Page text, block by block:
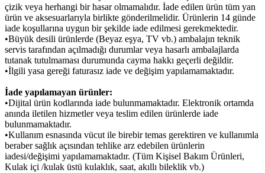
çizik veya herhangi bir hasar olmamalıdır. İade edilen ürün tüm yan
ürün ve aksesuarlarıyla birlikte gönderilmelidir. Ürünlerin 14 günde
iade koşullarına uygun bir şekilde iade edilmesi gerekmektedir.
•Büyük desili ürünlerde (Beyaz eşya, TV vb.) ambalajın teknik
servis tarafından açılmadığı durumlar veya hasarlı ambalajlarda
tutanak tutulmaması durumunda cayma hakkı geçerli değildir.
•İlgili yasa gereği faturasız iade ve değişim yapılamamaktadır.
İade yapılamayan ürünler:
•Dijital ürün kodlarında iade bulunmamaktadır. Elektronik ortamda
anında iletilen hizmetler veya teslim edilen ürünlerde iade
bulunmamaktadır.
•Kullanım esnasında vücut ile birebir temas gerektiren ve kullanımla
beraber sağlık açısından tehlike arz edebilen ürünlerin
iadesi/değişimi yapılamamaktadır. (Tüm Kişisel Bakım Ürünleri,
Kulak içi /kulak üstü kulaklık, saat, akıllı bileklik vb.)